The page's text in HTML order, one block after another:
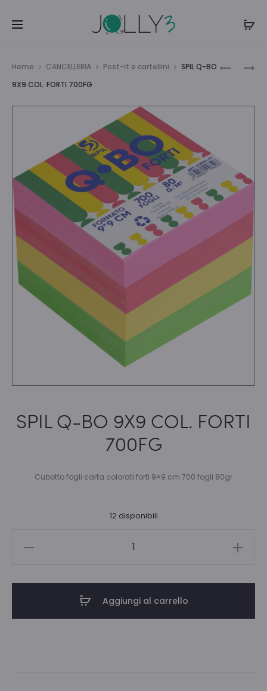
i
D.20
CF
Home CANCELLERIA Post-it e cartellini
SPIL Q-BO
9X9 COL. FORTI 700FG
SPIL Q-BO 9X9 COL. FORTI
700FG
Cubotto fogli carta colorati forti 9×9 cm 700 fogli 80gr
12 disponibili
Aggiungi al carrello